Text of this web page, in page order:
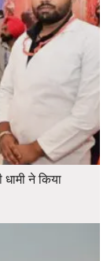
धामी ने किया